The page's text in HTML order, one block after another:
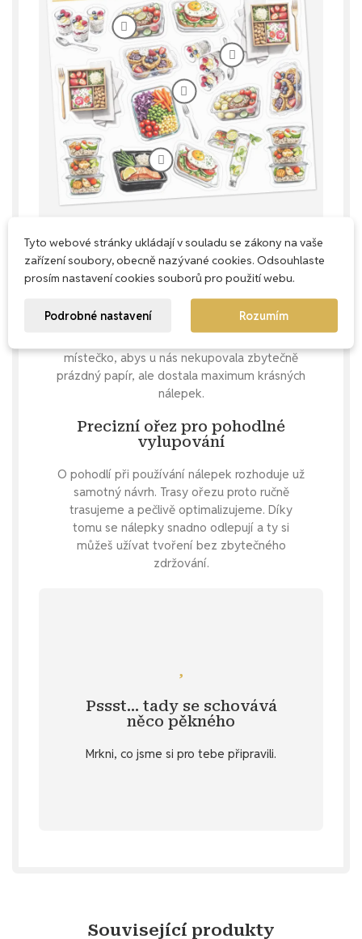
Každý milimetr má smysl
Naše aršíky navrhujeme s důrazem na
místečko, abys u nás nekupovala zbytečně
prázdný papír, ale dostala maximum krásných
nálepek.
Precizní ořez pro pohodlné
vylupování
O pohodlí při používání nálepek rozhoduje už
samotný návrh. Trasy ořezu proto ručně
trasujeme a pečlivě optimalizujeme. Díky
tomu se nálepky snadno odlepují a ty si
můžeš užívat tvoření bez zbytečného
zdržování.
Pssst… tady se schovává
něco pěkného
Mrkni, co jsme si pro tebe připravili.
Specifikace. 💌 Jestli jsi také na sladké
hřešení, můžeš se mrknout na
samolepky s čokoládou.
Související produkty
Tyto webové stránky ukládají v souladu se zákony na vaše
zařízení soubory, obecně nazývané cookies. Odsouhlaste
prosím nastavení cookies souborů pro použití webu.
Podrobné nastavení Rozumím